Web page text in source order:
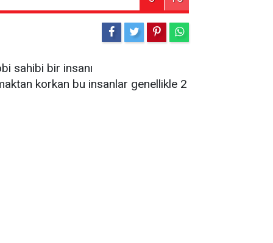
sahibi bir insanı
korkan bu insanlar genellikle 2